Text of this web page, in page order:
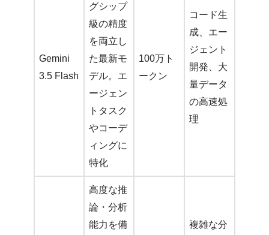
Gemini
3.5 Flash
グシップ
級の精度
を両立し
た最新モ
デル。エ
ージェン
トタスク
やコーデ
ィングに
特化
100万ト
ークン
コード生
成、エー
ジェント
開発、大
量データ
の高速処
理
高度な推
論・分析
能力を備
複雑な分